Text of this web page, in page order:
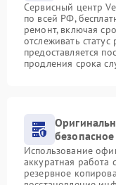
Сервисный центр
по всей РФ,
ремонт, включая
отслеживать
предоставляется
продления срока
Использование
аккуратная работа
резервное